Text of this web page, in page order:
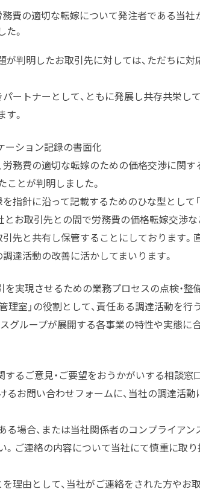
費の適切な転嫁について発注者である当社
。
が判明したお取引先に対しては、ただちに
ートナーとして、ともに発展し共存共栄し
。
ション記録の書面化
労務費の適切な転嫁のための価格交渉に関
とが判明しました。
指針に沿って記載するためのひな型として
お取引先との間で労務費の価格転嫁交渉な
先と共有し保管することにしております。
達活動の改善に活かしてまいります。
実現させるための業務プロセスの点検・整
理室」の役割として、責任ある調達活動を
グループが展開する各事業の特性や実態に
ご意見・ご要望をおうかがいする相談窓口
るお問い合わせフォームに、当社の調達活
場合、または当社関係者のコンプライア
ご連絡の内容について当社にて慎重に取り
理由として、当社がご連絡をされた方や